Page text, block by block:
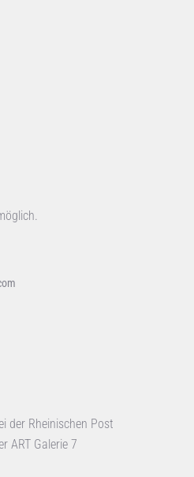
der Rheinischen Post
ART Galerie 7